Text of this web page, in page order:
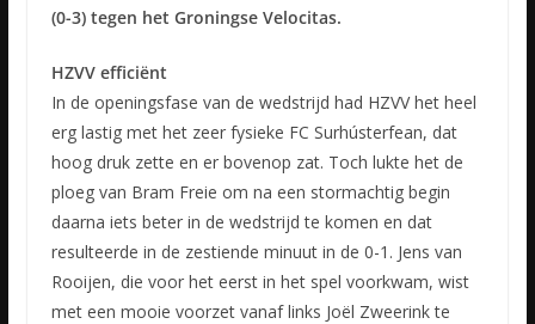
(0-3) tegen het Groningse Velocitas.
HZVV efficiënt
In de openingsfase van de wedstrijd had HZVV het heel
erg lastig met het zeer fysieke FC Surhústerfean, dat
hoog druk zette en er bovenop zat. Toch lukte het de
ploeg van Bram Freie om na een stormachtig begin
daarna iets beter in de wedstrijd te komen en dat
resulteerde in de zestiende minuut in de 0-1. Jens van
Rooijen, die voor het eerst in het spel voorkwam, wist
met een mooie voorzet vanaf links Joël Zweerink te